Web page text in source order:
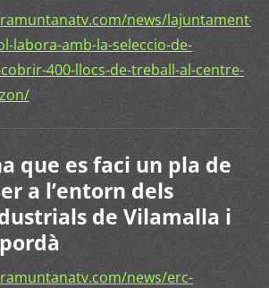
news/lajuntament-
labora-amb-la-seleccio-de-
400-llocs-de-treball-al-centre-
que es faci un pla de
a l’entorn dels
de Vilamalla i
news/erc-